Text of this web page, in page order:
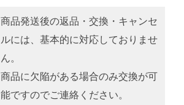
商品発送後の返品・交換・キャンセ
ルには、基本的に対応しておりませ
ん。
商品に欠陥がある場合のみ交換が可
能ですのでご連絡ください。